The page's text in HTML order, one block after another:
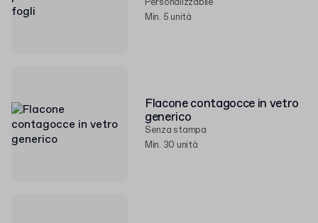
Personalizzabile
Min. 5 unità
Flacone contagocce in vetro
generico
Senza stampa
Min. 30 unità